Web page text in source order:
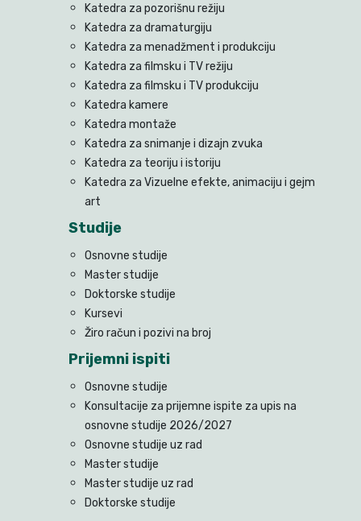
Katedra za pozorišnu režiju
Katedra za dramaturgiju
Katedra za menadžment i produkciju
Katedra za filmsku i TV režiju
Katedra za filmsku i TV produkciju
Katedra kamere
Katedra montaže
Katedra za snimanje i dizajn zvuka
Katedra za teoriju i istoriju
Katedra za Vizuelne efekte, animaciju i gejm
art
Studije
Osnovne studije
Master studije
Doktorske studije
Kursevi
Žiro račun i pozivi na broj
Prijemni ispiti
Osnovne studije
Konsultacije za prijemne ispite za upis na
osnovne studije 2026/2027
Osnovne studije uz rad
Master studije
Master studije uz rad
Doktorske studije